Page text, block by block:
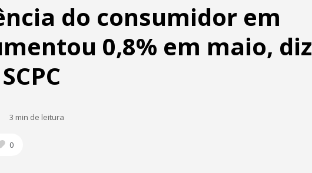
do consumidor em
0,8% em maio, diz
3 min de leitura
0